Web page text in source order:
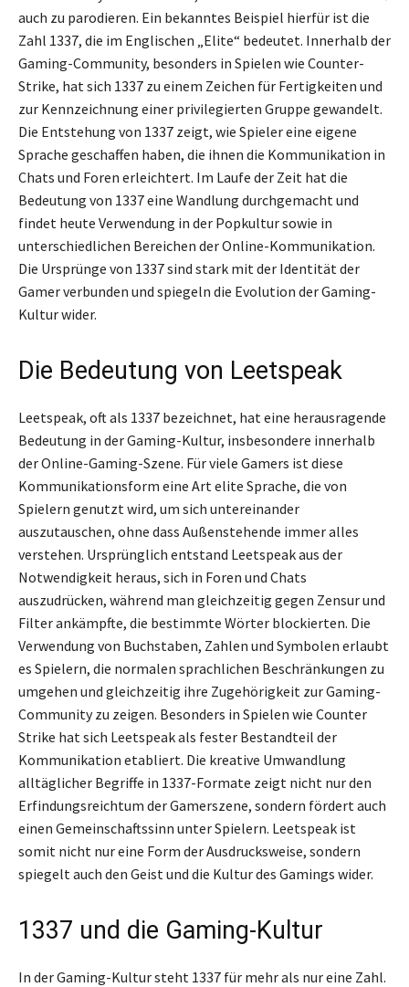
auch zu parodieren. Ein bekanntes Beispiel hierfür ist die
Zahl 1337, die im Englischen „Elite“ bedeutet. Innerhalb der
Gaming-Community, besonders in Spielen wie Counter-
Strike, hat sich 1337 zu einem Zeichen für Fertigkeiten und
zur Kennzeichnung einer privilegierten Gruppe gewandelt.
Die Entstehung von 1337 zeigt, wie Spieler eine eigene
Sprache geschaffen haben, die ihnen die Kommunikation in
Chats und Foren erleichtert. Im Laufe der Zeit hat die
Bedeutung von 1337 eine Wandlung durchgemacht und
findet heute Verwendung in der Popkultur sowie in
unterschiedlichen Bereichen der Online-Kommunikation.
Die Ursprünge von 1337 sind stark mit der Identität der
Gamer verbunden und spiegeln die Evolution der Gaming-
Kultur wider.
Die Bedeutung von Leetspeak
Leetspeak, oft als 1337 bezeichnet, hat eine herausragende
Bedeutung in der Gaming-Kultur, insbesondere innerhalb
der Online-Gaming-Szene. Für viele Gamers ist diese
Kommunikationsform eine Art elite Sprache, die von
Spielern genutzt wird, um sich untereinander
auszutauschen, ohne dass Außenstehende immer alles
verstehen. Ursprünglich entstand Leetspeak aus der
Notwendigkeit heraus, sich in Foren und Chats
auszudrücken, während man gleichzeitig gegen Zensur und
Filter ankämpfte, die bestimmte Wörter blockierten. Die
Verwendung von Buchstaben, Zahlen und Symbolen erlaubt
es Spielern, die normalen sprachlichen Beschränkungen zu
umgehen und gleichzeitig ihre Zugehörigkeit zur Gaming-
Community zu zeigen. Besonders in Spielen wie Counter
Strike hat sich Leetspeak als fester Bestandteil der
Kommunikation etabliert. Die kreative Umwandlung
alltäglicher Begriffe in 1337-Formate zeigt nicht nur den
Erfindungsreichtum der Gamerszene, sondern fördert auch
einen Gemeinschaftssinn unter Spielern. Leetspeak ist
somit nicht nur eine Form der Ausdrucksweise, sondern
spiegelt auch den Geist und die Kultur des Gamings wider.
1337 und die Gaming-Kultur
In der Gaming-Kultur steht 1337 für mehr als nur eine Zahl.